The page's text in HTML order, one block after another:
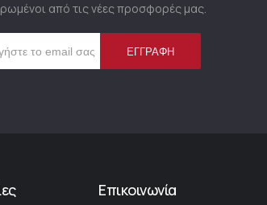
από τις νέες προσφορές μας.
ΕΓΓΡΑΦΉ
Επικοινωνία